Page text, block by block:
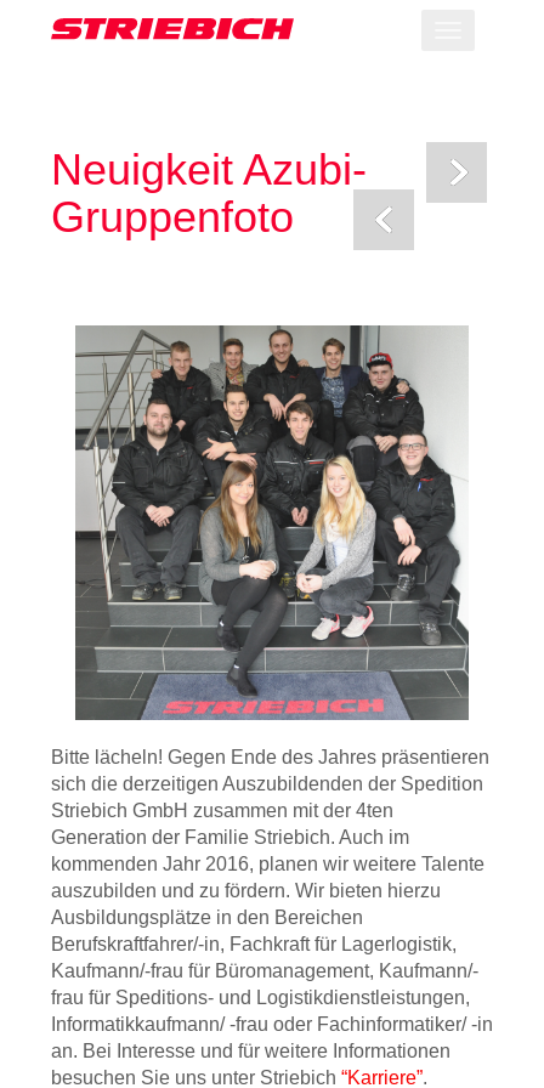
Neuigkeit Azubi-
Gruppenfoto
Bitte lächeln! Gegen Ende des Jahres präsentieren
sich die derzeitigen Auszubildenden der Spedition
Striebich GmbH zusammen mit der 4ten
Generation der Familie Striebich. Auch im
kommenden Jahr 2016, planen wir weitere Talente
auszubilden und zu fördern. Wir bieten hierzu
Ausbildungsplätze in den Bereichen
Berufskraftfahrer/-in, Fachkraft für Lagerlogistik,
Kaufmann/-frau für Büromanagement, Kaufmann/-
frau für Speditions- und Logistikdienstleistungen,
Informatikkaufmann/ -frau oder Fachinformatiker/ -in
an. Bei Interesse und für weitere Informationen
besuchen Sie uns unter Striebich “Karriere”.